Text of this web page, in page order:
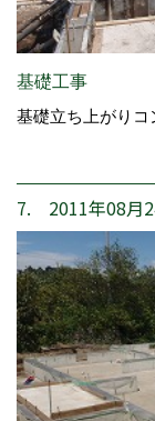
基礎工事
基礎立ち上がりコ
7. 2011年08月